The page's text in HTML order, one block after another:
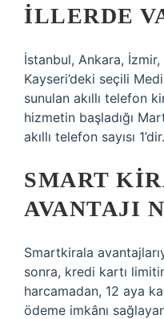
ILLERDE
İstanbul, Ankara,
Kayseri’deki seçili
sunulan akıllı telefon
hizmetin başladığı
akıllı telefon sayısı 1’dir.
SMART
AVANTAJI
Smartkirala
sonra, kredi kartı
harcamadan, 12 aya
ödeme imkânı